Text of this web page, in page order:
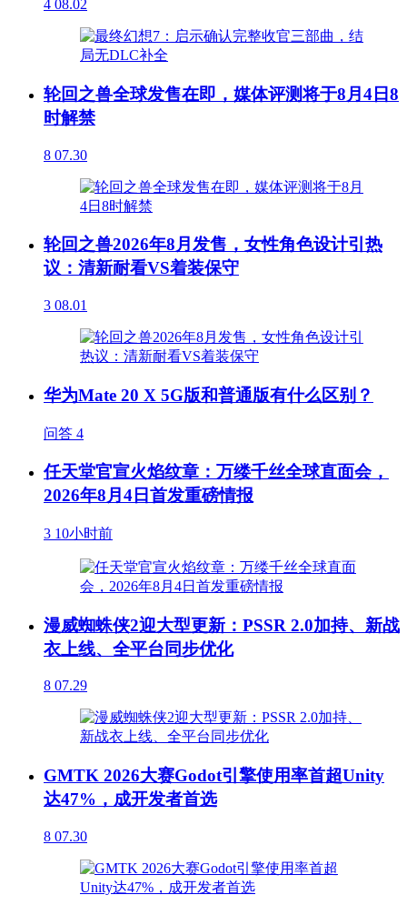
4 08.02
轮回之兽全球发售在即，媒体评测将于8月4日8
时解禁
8 07.30
轮回之兽2026年8月发售，女性角色设计引热
议：清新耐看VS着装保守
3 08.01
华为Mate 20 X 5G版和普通版有什么区别？
问答 4
任天堂官宣火焰纹章：万缕千丝全球直面会，
2026年8月4日首发重磅情报
3 10小时前
漫威蜘蛛侠2迎大型更新：PSSR 2.0加持、新战
衣上线、全平台同步优化
8 07.29
GMTK 2026大赛Godot引擎使用率首超Unity
达47%，成开发者首选
8 07.30